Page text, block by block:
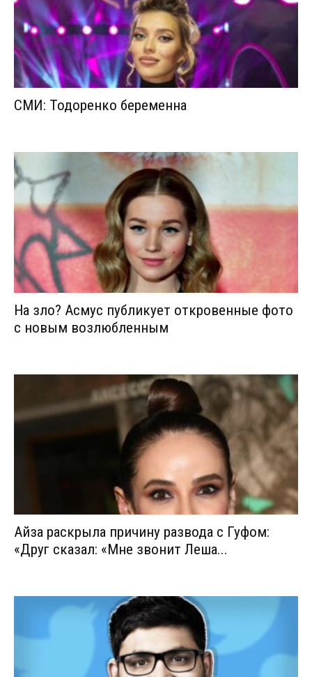
СМИ: Тодоренко беременна
На зло? Асмус публикует откровенные фото
с новым возлюбленным
Айза раскрыла причину развода с Гуфом:
«Друг сказал: «Мне звонит Леша...